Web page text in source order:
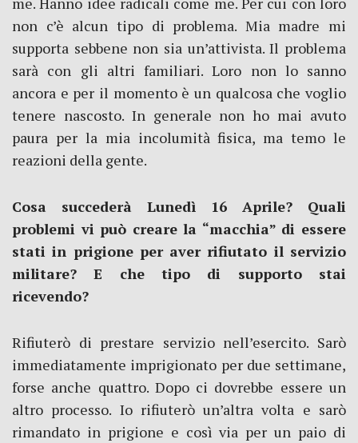
non c’è alcun tipo di problema. Mia madre mi
supporta sebbene non sia un’attivista. Il problema
sarà con gli altri familiari. Loro non lo sanno
ancora e per il momento è un qualcosa che voglio
tenere nascosto. In generale non ho mai avuto
paura per la mia incolumità fisica, ma temo le
reazioni della gente.
Cosa succederà Lunedì 16 Aprile? Quali
problemi vi può creare la “macchia” di essere
stati in prigione per aver rifiutato il servizio
militare? E che tipo di supporto stai
ricevendo?
Rifiuterò di prestare servizio nell’esercito. Sarò
immediatamente imprigionato per due settimane,
forse anche quattro. Dopo ci dovrebbe essere un
altro processo. Io rifiuterò un’altra volta e sarò
rimandato in prigione e così via per un paio di